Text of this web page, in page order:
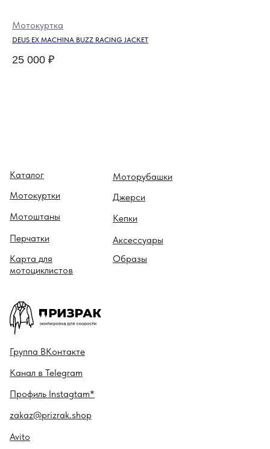
DEUS EX MACHINA BUZZ RACING JACKET
Мотокуртка
25 000 ₽
Каталог
Мотокуртки
Мотоштаны
Перчатки
Карта для
мотоциклистов
Моторубашки
Образы
Джерси
Кепки
Аксессуары
Канал в Telegram
Профиль Instagtam*
Гру ппа ВКонтакте
zakaz@prizrak.shop
Avito